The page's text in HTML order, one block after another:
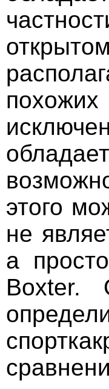
этого
не
а
Boxter.